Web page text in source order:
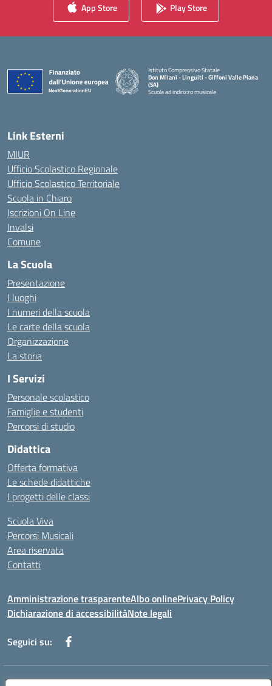
App Store Play Store
Istituto Comprensivo Statale
Don Milani - Linguiti - Giffoni Valle Piana
(SA)
Scuola ad indirizzo musicale
Link Esterni
MIUR
Ufficio Scolastico Regionale
Ufficio Scolastico Territoriale
Scuola in Chiaro
Iscrizioni On Line
Invalsi
Comune
La Scuola
Presentazione
I luoghi
I numeri della scuola
Le carte della scuola
Organizzazione
La storia
I Servizi
Personale scolastico
Famiglie e studenti
Percorsi di studio
Didattica
Offerta formativa
Le schede didattiche
I progetti delle classi
Scuola Viva
Percorsi Musicali
Area riservata
Contatti
Amministrazione trasparenteAlbo onlinePrivacy Policy
Dichiarazione di accessibilitàNote legali
Seguici su: